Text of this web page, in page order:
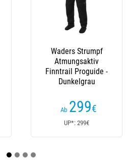
Atmungsaktive
Wathosen Finntrail
Speedmaster - Graphit
Ab 339€
UP*: 339€